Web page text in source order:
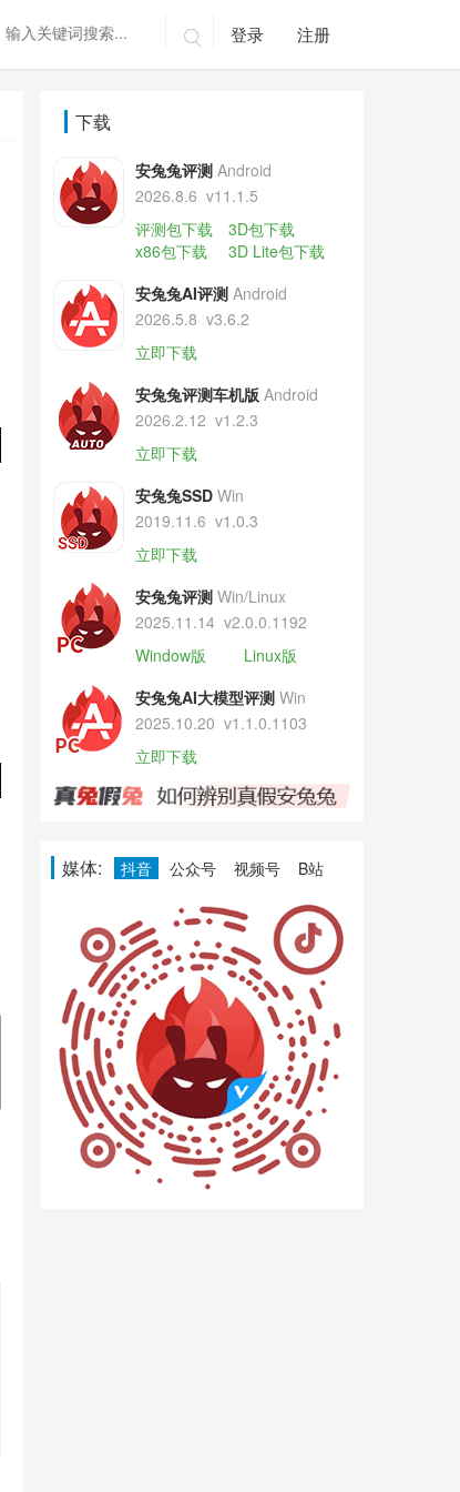
 登录 注册
下载
安兔兔评测 Android
2026.8.6 v11.1.5
评测包下载
3D包下载
x86包下载
3D Lite包下载
安兔兔AI评测 Android
2026.5.8 v3.6.2
立即下载
安兔兔评测车机版 Android
2026.2.12 v1.2.3
立即下载
安兔兔SSD Win
2019.11.6 v1.0.3
立即下载
安兔兔评测 Win/Linux
2025.11.14 v2.0.0.1192
Window版
Linux版
安兔兔AI大模型评测 Win
2025.10.20 v1.1.0.1103
立即下载
媒体: 抖音 公众号 视频号 B站